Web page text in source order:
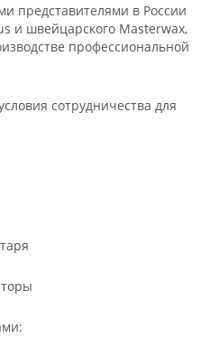
представителями в России
и швейцарского Masterwax,
профессиональной
сотрудничества для